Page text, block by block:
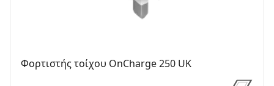
Φορτιστής τοίχου OnCharge 250 UK